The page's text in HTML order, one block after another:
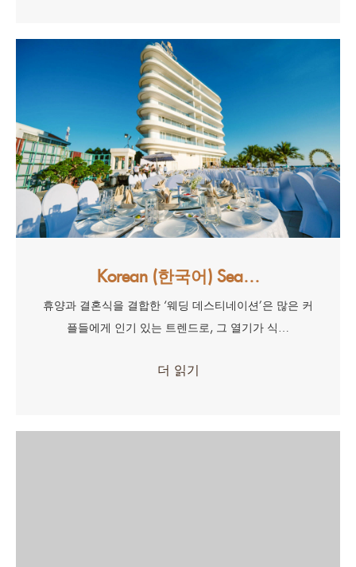
Korean (한국어) Sea…
휴양과 결혼식을 결합한 ‘웨딩 데스티네이션’은 많은 커
플들에게 인기 있는 트렌드로, 그 열기가 식…
더 읽기